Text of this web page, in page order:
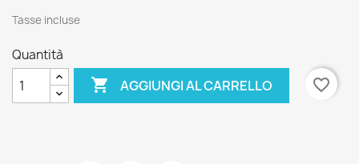
Tasse incluse
Quantità
 AGGIUNGI AL CARRELLO favorite_border